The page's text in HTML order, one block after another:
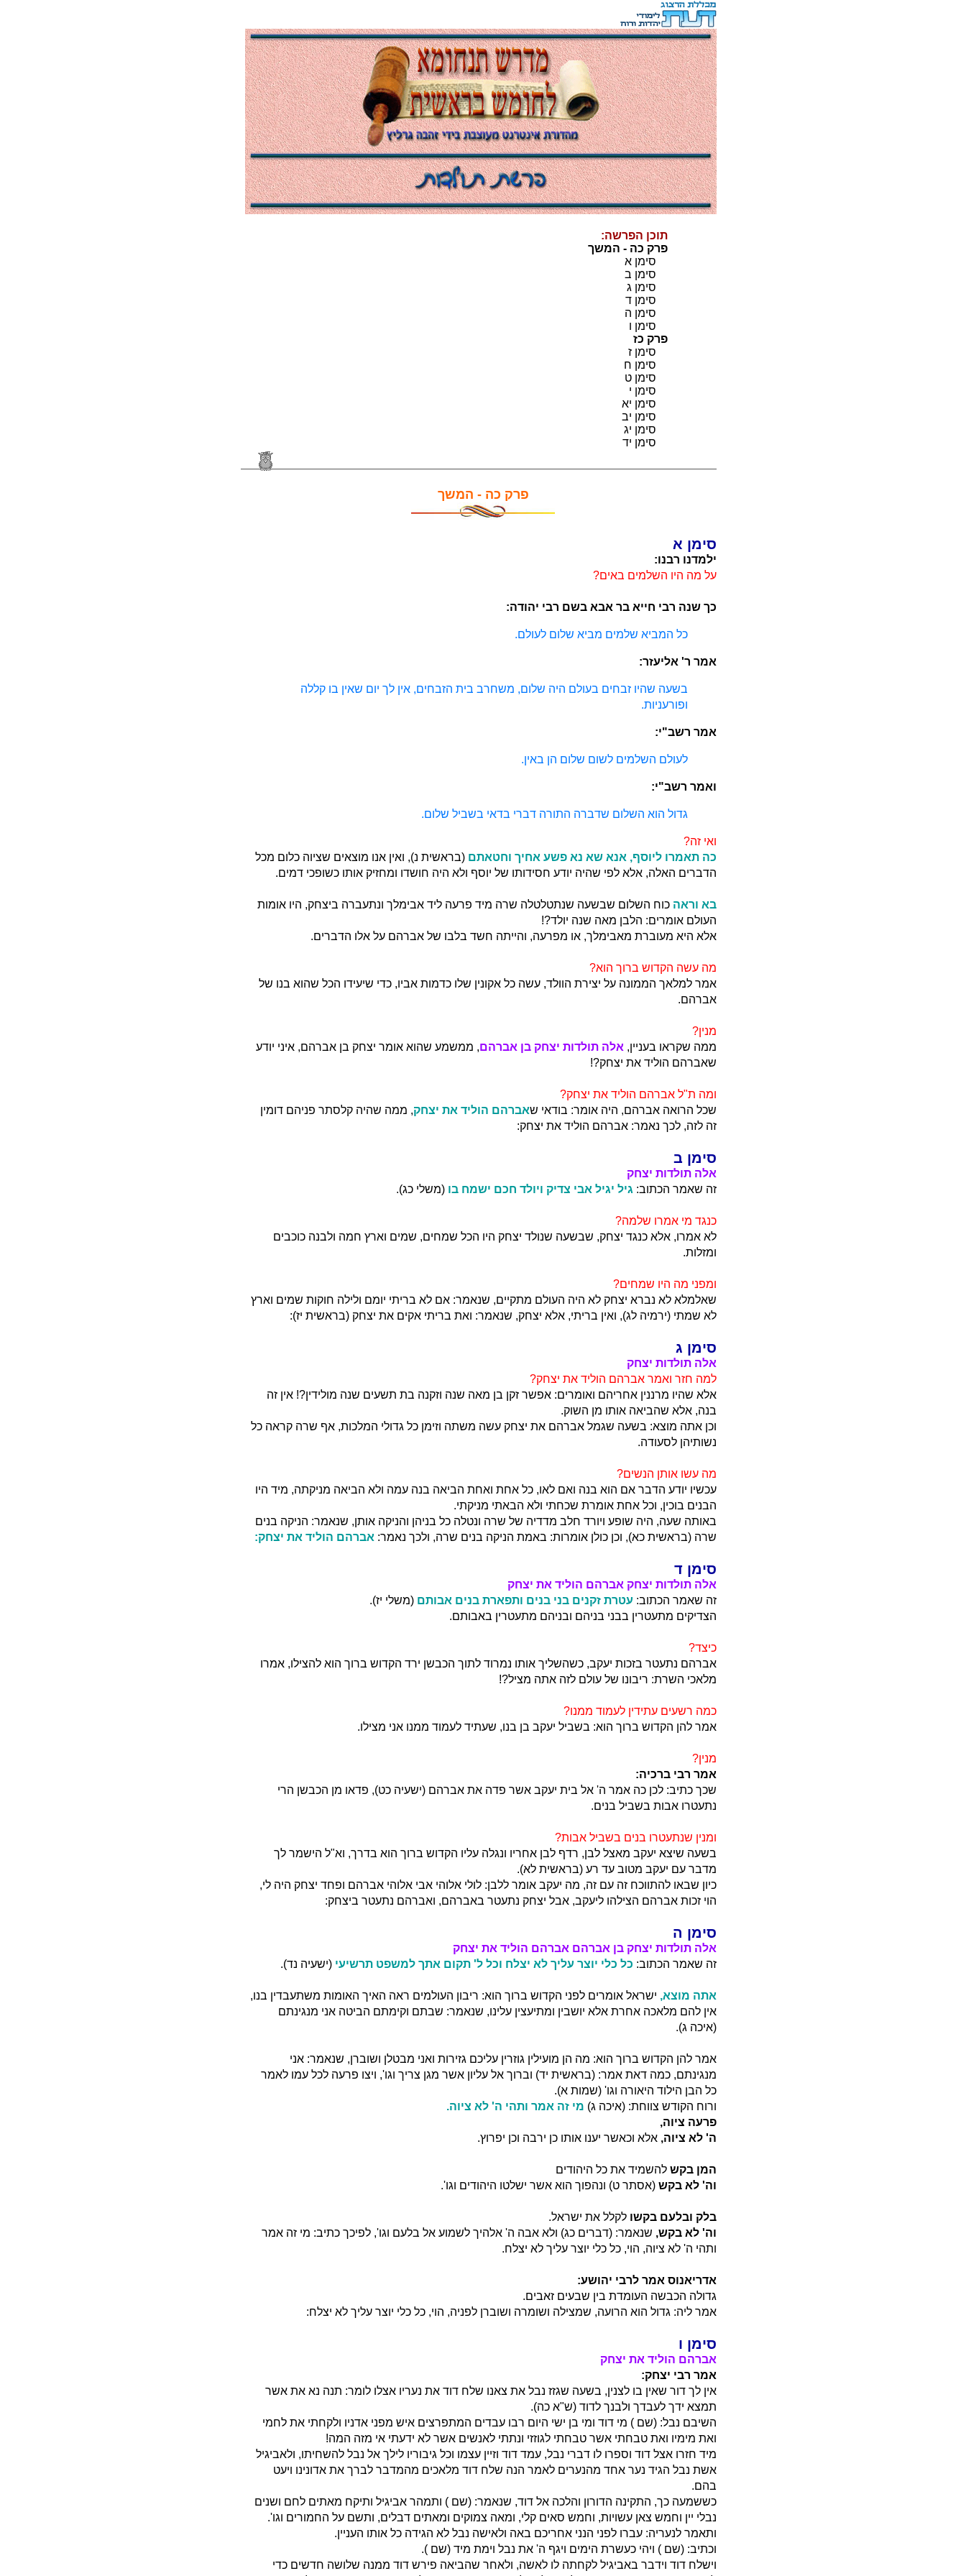
תוכן הפרשה:
פרק כה - המשך
סימן א
סימן ב
סימן ג
סימן ד
סימן ה
סימן ו
פרק כז
סימן ז
סימן ח
סימן ט
סימן י
סימן יא
סימן יב
סימן יג
סימן יד
פרק כה - המשך
סימן א
ילמדנו רבנו:
על מה היו השלמים באים?
כך שנה רבי חייא בר אבא בשם רבי יהודה:
כל המביא שלמים מביא שלום לעולם.
אמר ר' אליעזר:
בשעה שהיו זבחים בעולם היה שלום, משחרב בית הזבחים, אין לך יום שאין בו קללה
ופורעניות.
אמר רשב"י:
לעולם השלמים לשום שלום הן באין.
ואמר רשב"י:
גדול הוא השלום שדברה התורה דברי בדאי בשביל שלום.
ואי זה?
כה תאמרו ליוסף, אנא שא נא פשע אחיך וחטאתם (בראשית נ), ואין אנו מוצאים שציוה כלום מכל
הדברים האלה, אלא לפי שהיה יודע חסידותו של יוסף ולא היה חושדו ומחזיק אותו כשופכי דמים.
בא וראה כוח השלום שבשעה שנתטלטלה שרה מיד פרעה ליד אבימלך ונתעברה ביצחק, היו אומות
העולם אומרים: הלבן מאה שנה יולד?!
אלא היא מעוברת מאבימלך, או מפרעה, והייתה חשד בלבו של אברהם על אלו הדברים.
מה עשה הקדוש ברוך הוא?
אמר למלאך הממונה על יצירת הוולד, עשה כל אקונין שלו כדמות אביו, כדי שיעידו הכל שהוא בנו של
אברהם.
מנין?
ממה שקראו בעניין, אלה תולדות יצחק בן אברהם, ממשמע שהוא אומר יצחק בן אברהם, איני יודע
שאברהם הוליד את יצחק?!
ומה ת"ל אברהם הוליד את יצחק?
שכל הרואה אברהם, היה אומר: בודאי שאברהם הוליד את יצחק, ממה שהיה קלסתר פניהם דומין
זה לזה, לכך נאמר: אברהם הוליד את יצחק:
סימן ב
אלה תולדות יצחק
זה שאמר הכתוב: גיל יגיל אבי צדיק ויולד חכם ישמח בו (משלי כג).
כנגד מי אמרו שלמה?
לא אמרו, אלא כנגד יצחק, שבשעה שנולד יצחק היו הכל שמחים, שמים וארץ חמה ולבנה כוכבים
ומזלות.
ומפני מה היו שמחים?
שאלמלא לא נברא יצחק לא היה העולם מתקיים, שנאמר: אם לא בריתי יומם ולילה חוקות שמים וארץ
לא שמתי (ירמיה לג), ואין בריתי, אלא יצחק, שנאמר: ואת בריתי אקים את יצחק (בראשית יז):
סימן ג
אלה תולדות יצחק
למה חזר ואמר אברהם הוליד את יצחק?
אלא שהיו מרננין אחריהם ואומרים: אפשר זקן בן מאה שנה וזקנה בת תשעים שנה מולידין?! אין זה
בנה, אלא שהביאה אותו מן השוק.
וכן אתה מוצא: בשעה שגמל אברהם את יצחק עשה משתה וזימן כל גדולי המלכות, אף שרה קראה כל
נשותיהן לסעודה.
מה עשו אותן הנשים?
עכשיו יודע הדבר אם הוא בנה ואם לאו, כל אחת ואחת הביאה בנה עמה ולא הביאה מניקתה, מיד היו
הבנים בוכין, וכל אחת אומרת שכחתי ולא הבאתי מניקתי.
באותה שעה, היה שופע ויורד חלב מדדיה של שרה ונטלה כל בניהן והניקה אותן, שנאמר: הניקה בנים
שרה (בראשית כא), וכן כולן אומרות: באמת הניקה בנים שרה, ולכך נאמר: אברהם הוליד את יצחק:
סימן ד
אלה תולדות יצחק אברהם הוליד את יצחק
זה שאמר הכתוב: עטרת זקנים בני בנים ותפארת בנים אבותם (משלי יז).
הצדיקים מתעטרין בבני בניהם ובניהם מתעטרין באבותם.
כיצד?
אברהם נתעטר בזכות יעקב, כשהשליך אותו נמרוד לתוך הכבשן ירד הקדוש ברוך הוא להצילו, אמרו
מלאכי השרת: ריבונו של עולם לזה אתה מציל?!
כמה רשעים עתידין לעמוד ממנו?
אמר להן הקדוש ברוך הוא: בשביל יעקב בן בנו, שעתיד לעמוד ממנו אני מצילו.
מנין?
אמר רבי ברכיה:
שכך כתיב: לכן כה אמר ה' אל בית יעקב אשר פדה את אברהם (ישעיה כט), פדאו מן הכבשן הרי
נתעטרו אבות בשביל בנים.
ומנין שנתעטרו בנים בשביל אבות?
בשעה שיצא יעקב מאצל לבן, רדף לבן אחריו ונגלה עליו הקדוש ברוך הוא בדרך, וא"ל הישמר לך
מדבר עם יעקב מטוב עד רע (בראשית לא).
כיון שבאו להתווכח זה עם זה, מה יעקב אומר ללבן: לולי אלוהי אבי אלוהי אברהם ופחד יצחק היה לי,
הוי זכות אברהם הצילהו ליעקב, אבל יצחק נתעטר באברהם, ואברהם נתעטר ביצחק:
סימן ה
אלה תולדות יצחק בן אברהם אברהם הוליד את יצחק
זה שאמר הכתוב: כל כלי יוצר עליך לא יצלח וכל ל' תקום אתך למשפט תרשיעי (ישעיה נד).
אתה מוצא, ישראל אומרים לפני הקדוש ברוך הוא: ריבון העולמים ראה האיך האומות משתעבדין בנו,
אין להם מלאכה אחרת אלא יושבין ומתיעצין עלינו, שנאמר: שבתם וקימתם הביטה אני מנגינתם
(איכה ג).
אמר להן הקדוש ברוך הוא: מה הן מועילין גוזרין עליכם גזירות ואני מבטלן ושוברן, שנאמר: אני
מנגינתם, כמה דאת אמר: (בראשית יד) וברוך אל עליון אשר מגן צריך וגו', ויצו פרעה לכל עמו לאמר
כל הבן הילוד היאורה וגו' (שמות א).
ורוח הקודש צווחת: (איכה ג) מי זה אמר ותהי ה' לא ציוה.
פרעה ציוה,
ה' לא ציוה, אלא וכאשר יענו אותו כן ירבה וכן יפרוץ.
המן בקש להשמיד את כל היהודים
וה' לא בקש (אסתר ט) ונהפוך הוא אשר ישלטו היהודים וגו'.
בלק ובלעם בקשו לקלל את ישראל.
וה' לא בקש, שנאמר: (דברים כג) ולא אבה ה' אלהיך לשמוע אל בלעם וגו', לפיכך כתיב: מי זה אמר
ותהי ה' לא ציוה, הוי, כל כלי יוצר עליך לא יצלח.
אדריאנוס אמר לרבי יהושע:
גדולה הכבשה העומדת בין שבעים זאבים.
אמר ליה: גדול הוא הרועה, שמצילה ושומרה ושוברן לפניה, הוי, כל כלי יוצר עליך לא יצלח:
סימן ו
אברהם הוליד את יצחק
אמר רבי יצחק:
אין לך דור שאין בו לצנין, בשעה שגזז נבל את צאנו שלח דוד את נעריו אצלו לומר: תנה נא את אשר
תמצא ידך לעבדך ולבנך לדוד (ש"א כה).
השיבם נבל: (שם ) מי דוד ומי בן ישי היום רבו עבדים המתפרצים איש מפני אדניו ולקחתי את לחמי
ואת מימיו ואת טבחתי אשר טבחתי לגוזזי ונתתי לאנשים אשר לא ידעתי אי מזה המה!
מיד חזרו אצל דוד וספרו לו דברי נבל, עמד דוד וזיין עצמו וכל גיבוריו לילך אל נבל להשחיתו, ולאביגיל
אשת נבל הגיד נער אחד מהנערים לאמר הנה שלח דוד מלאכים מהמדבר לברך את אדונינו ויעט
בהם.
כששמעה כך, התקינה הדורון והלכה אל דוד, שנאמר: (שם ) ותמהר אביגיל ותיקח מאתים לחם ושנים
נבלי יין וחמש צאן עשויות, וחמש סאים קלי, ומאה צמוקים ומאתים דבלים, ותשם על החמורים וגו'.
ותאמר לנעריה: עברו לפני הנני אחריכם באה ולאישה נבל לא הגידה כל אותו העניין.
וכתיב: (שם ) ויהי כעשרת הימים ויגף ה' את נבל וימת מיד (שם ).
וישלח דוד וידבר באביגיל לקחתה לו לאשה, ולאחר שהביאה פירש דוד ממנה שלושה חדשים כדי